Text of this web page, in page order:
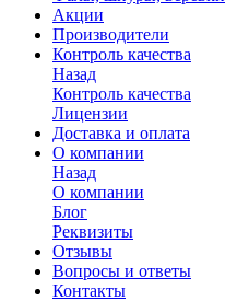
Акции
Производители
Контроль качества
Назад
Контроль качества
Лицензии
Доставка и оплата
О компании
Назад
О компании
Блог
Реквизиты
Отзывы
Вопросы и ответы
Контакты